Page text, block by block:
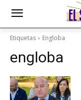
Etiquetas Engloba
engloba